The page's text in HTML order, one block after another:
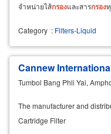
จำหน่ายไส้กรองและสารกรอง
Category : Filters-Liquid
Cannew
Tumbol Bang Phli Yai,
The manufacturer and
Cartridge Filter